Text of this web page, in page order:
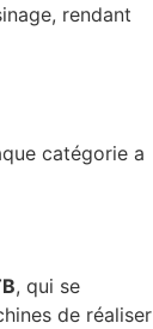
rendant
catégorie a
, qui se
de réaliser